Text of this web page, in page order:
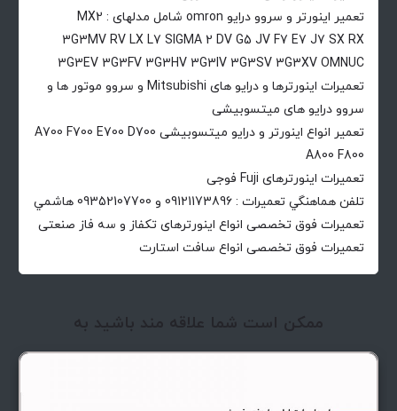
تعمیر اینورتر و سروو درایو omron شامل مدلهای : MX2
3G3MV RV LX L7 SIGMA 2 DV G5 JV F7 E7 J7 SX RX
3G3EV 3G3FV 3G3HV 3G3IV 3G3SV 3G3XV OMNUC
تعمیرات اینورترها و درایو های Mitsubishi و سروو موتور ها و
سروو درایو های میتسوبیشی
تعمیر انواع اینورتر و درایو میتسوبیشی A700 F700 E700 D700
A800 F800
تعمیرات اینورترهای Fuji فوجی
تلفن هماهنگي تعميرات : 09121173896 و 09352107700 هاشمي
تعمیرات فوق تخصصی انواع اینورترهای تکفاز و سه فاز صنعتی
تعمیرات فوق تخصصی انواع سافت استارت
ممکن است شما علاقه مند باشید به